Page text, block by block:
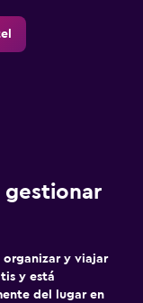
gestionar
organizar y viajar
y está
del lugar en